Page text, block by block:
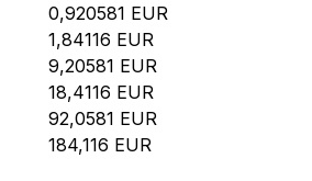
0,920581 EUR
1,84116 EUR
9,20581 EUR
18,4116 EUR
92,0581 EUR
184,116 EUR